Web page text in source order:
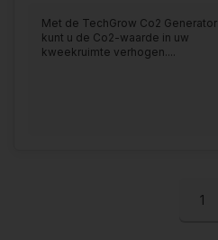
Met de TechGrow Co2 Generator
kunt u de Co2-waarde in uw
kweekruimte verhogen....
1